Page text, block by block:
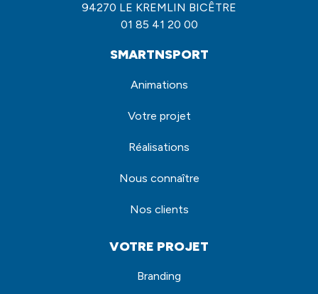
94270 LE KREMLIN BICÊTRE
01 85 41 20 00
SMARTNSPORT
Animations
Votre projet
Réalisations
Nous connaître
Nos clients
VOTRE PROJET
Branding